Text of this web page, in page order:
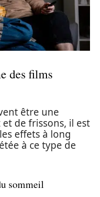
des films
être une
de frissons, il est
effets à long
à ce type de
sommeil